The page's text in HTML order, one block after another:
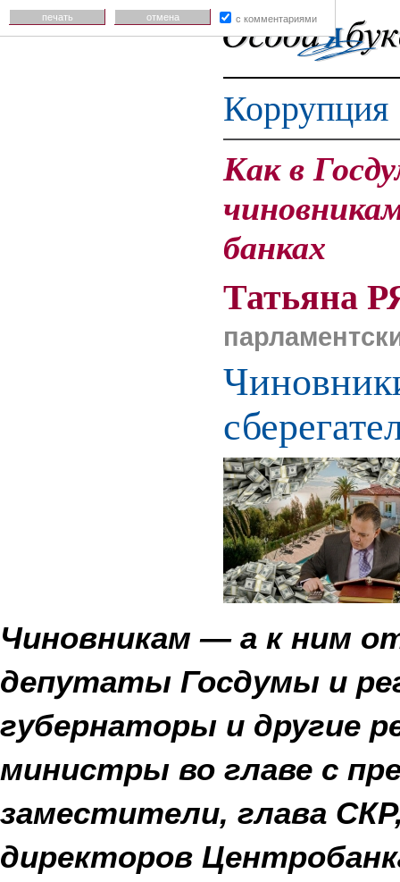
Коррупция
Как в
банках
Татьяна
Чиновникам — а к ним
депутаты Госдумы и
губернаторы и другие
министры во главе с
заместители, глава
директоров
печать отмена с комментариями